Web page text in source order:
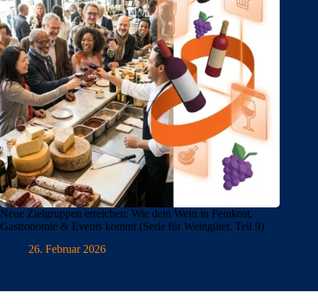
Neue Zielgruppen erreichen: Wie dein Wein in Feinkost,
Gastronomie & Events kommt (Serie für Weingüter, Teil 9)
26. Februar 2026